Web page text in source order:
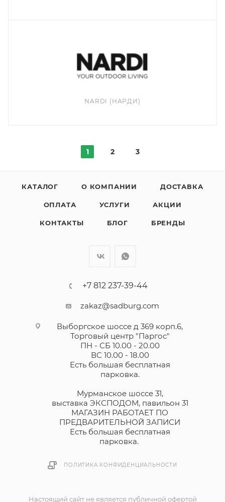
NARDI (НАРДИ)
1 2 3
КАТАЛОГ О КОМПАНИИ ДОСТАВКА
ОПЛАТА УСЛУГИ АКЦИИ
КОНТАКТЫ БЛОГ БРЕНДЫ
+7 812 237-39-44
zakaz@sadburg.com
Выборгское шоссе д 369 корп.6,
Торговый центр "Паргос"
ПН - СБ 10.00 - 20.00
ВС 10.00 - 18.00
Есть большая бесплатная
парковка.
Мурманское шоссе 31,
выставка ЭКСПОДОМ, павильон 31
МАГАЗИН РАБОТАЕТ ПО
ПРЕДВАРИТЕЛЬНОЙ ЗАПИСИ
Есть большая бесплатная
парковка.
ПОЛИТИКА КОНФИДЕНЦИАЛЬНОСТИ
Настоящий сайт не является публичной офертой